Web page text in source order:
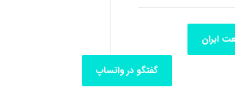
ایران
گفتگو در واتساپ